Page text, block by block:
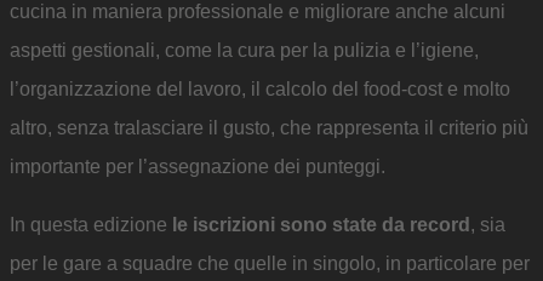
cucina in maniera professionale e migliorare anche alcuni
aspetti gestionali, come la cura per la pulizia e l’igiene,
l’organizzazione del lavoro, il calcolo del food-cost e molto
altro, senza tralasciare il gusto, che rappresenta il criterio più
importante per l’assegnazione dei punteggi.
In questa edizione le iscrizioni sono state da record , sia
per le gare a squadre che quelle in singolo, in particolare per